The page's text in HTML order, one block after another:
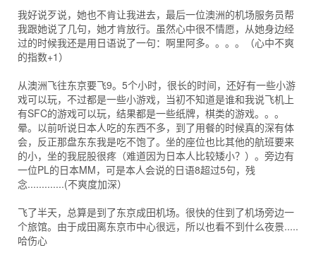
我好说歹说，她也不肯让我进去，最后一位澳洲的机场服务员帮
我跟她说了几句，她才肯放行。虽然心中很不情愿，从她身边经
过的时候我还是用日语说了一句：啊里阿多。。。。（心中不爽
的指数+1）
从澳洲飞往东京要飞9。5个小时，很长的时间，还好有一些小游
戏可以玩，不过都是一些小游戏，当初不知道是谁和我说飞机上
有SFC的游戏可以玩，结果都是一些纸牌，棋类的游戏。。。
晕。以前听说日本人吃的东西不多，到了用餐的时候真的深有体
会，反正那盘东东我是吃不饱了。坐的座位也比其他的航班要来
的小，坐的我屁股很疼（难道因为日本人比较矮小？）。旁边有
一位PL的日本MM，可是本人会说的日语8超过5句，残
念.............(不爽度加深）
飞了半天，总算是到了东京成田机场。很快的住到了机场旁边一
个旅馆。由于成田离东京市中心很远，所以也看不到什么夜景.....
哈伤心